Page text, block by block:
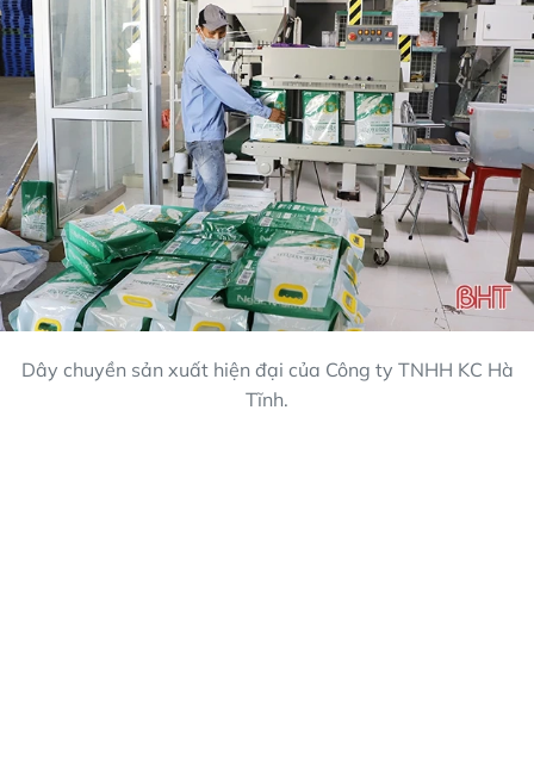
Dây chuyền sản xuất hiện đại của Công ty TNHH KC Hà
Tĩnh.